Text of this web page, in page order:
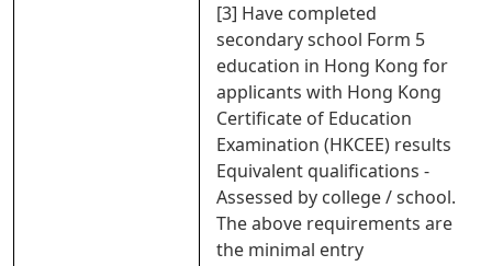
[3] Have completed
secondary school Form 5
education in Hong Kong for
applicants with Hong Kong
Certificate of Education
Examination (HKCEE) results
Equivalent qualifications -
Assessed by college / school.
The above requirements are
the minimal entry